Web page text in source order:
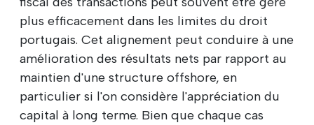
plus efficacement dans les limites du droit
portugais. Cet alignement peut conduire à une
amélioration des résultats nets par rapport au
maintien d'une structure offshore, en
particulier si l'on considère l'appréciation du
capital à long terme. Bien que chaque cas